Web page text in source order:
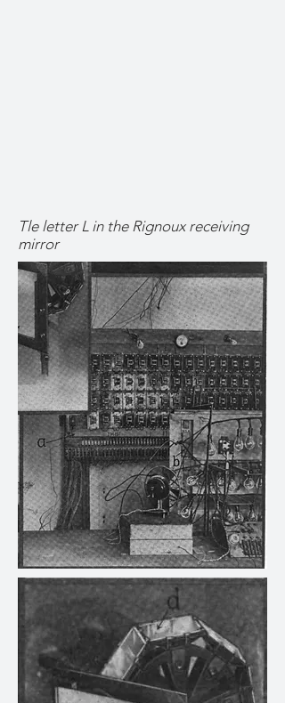
Tle letter L in the Rignoux receiving
mirror